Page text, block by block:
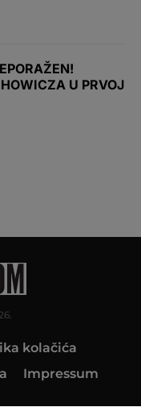
U PRVOJ
kolačića
Impressum